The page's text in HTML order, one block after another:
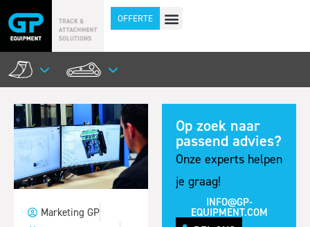
OFFERTE
Marketing GP
Op zoek naar
passend advies?
Onze experts helpen
je graag!
INFO@GP-
EQUIPMENT.COM